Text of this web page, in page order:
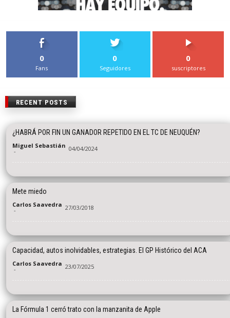
0
Fans
0
Seguidores
0
suscriptores
RECENT POSTS
¿HABRÁ POR FIN UN GANADOR REPETIDO EN EL TC DE NEUQUÉN?
Miguel Sebastián
- 04/04/2024
Mete miedo
Carlos Saavedra
- 27/03/2018
Capacidad, autos inolvidables, estrategias. El GP Histórico del ACA
Carlos Saavedra
- 23/07/2025
La Fórmula 1 cerró trato con la manzanita de Apple